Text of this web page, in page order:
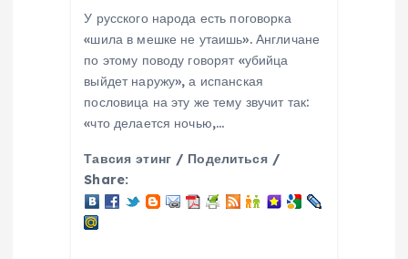
У русского народа есть поговорка
«шила в мешке не утаишь». Англичане
по этому поводу говорят «убийца
выйдет наружу», а испанская
пословица на эту же тему звучит так:
«что делается ночью,…
Тавсия этинг / Поделиться /
Share: